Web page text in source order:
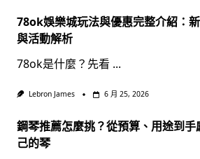
78ok娛樂城玩法與優惠完整介紹：
與活動解析
78ok是什麼？先看 ...
Lebron James 6 月 25, 2026
鋼琴推薦怎麼挑？從預算、用途到
己的琴